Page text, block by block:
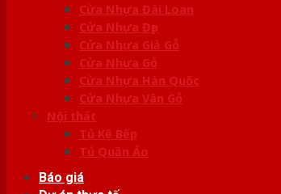
Cửa Nhựa Đài Loan
Cửa Nhựa Đẹp
Cửa Nhựa Giả Gỗ
Cửa Nhựa Gỗ
Cửa Nhựa Hàn Quốc
Cửa Nhựa Vân Gỗ
Nội thất
Tủ Kệ Bếp
Tủ Quần Áo
Báo giá